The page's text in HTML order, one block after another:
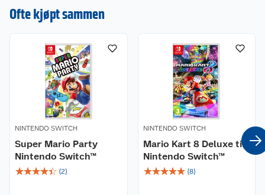
Innsiden er utstyrt med støtdempende skillevegg
som beskytter skjermen, og egne lommer til både
spillkort og Joy-Con Straps. Selve skallet er laget
i robuste materialer for maksimal beskyttelse.
Det behagelige bærehåndtaket gjør det enkelt å
ta den med seg på farten.
Reisevesken er et offisielt lisensiert Nintendo-
produkt.
en omtale.
Ofte kjøpt sammen
NINTENDO SWITCH
Super Mario Party
Nintendo Switch™
☆☆☆☆☆ (2)
NINTENDO SWITCH
Mario Kart 8 Deluxe til
Nintendo Switch™
☆☆☆☆☆ (8)